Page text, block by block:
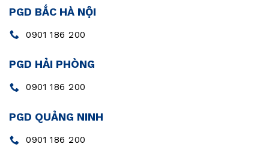
PGD BẮC HÀ NỘI
0901 186 200
PGD HẢI PHÒNG
0901 186 200
PGD QUẢNG NINH
0901 186 200